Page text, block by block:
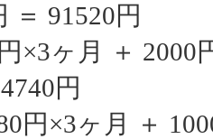
＝ 91520円
×3ヶ月 ＋ 2000
円
円×3ヶ月 ＋